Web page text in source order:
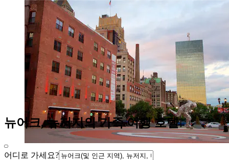
뉴어크, 뉴저지의 가족 여행 호텔
어디로 가세요?